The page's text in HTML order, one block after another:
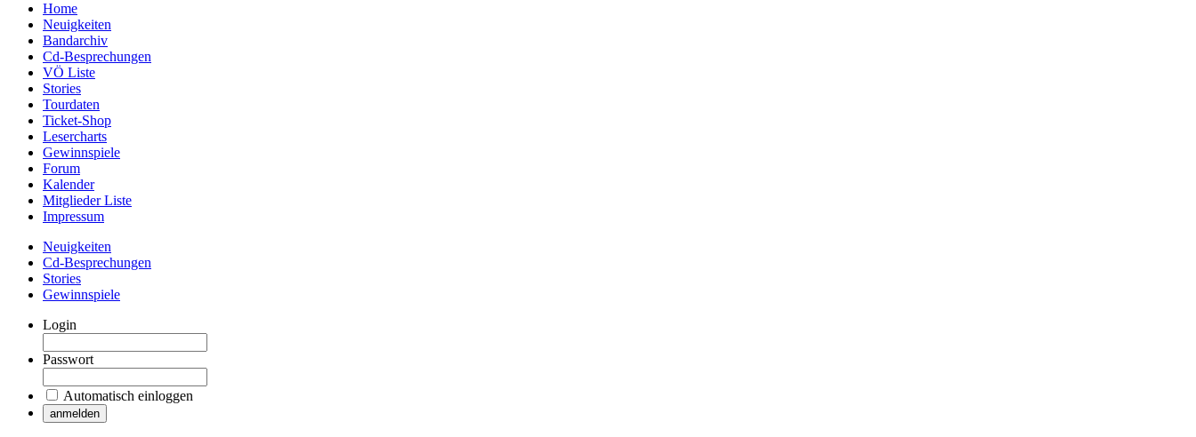
Home
Neuigkeiten
Bandarchiv
Cd-Besprechungen
VÖ Liste
Stories
Tourdaten
Ticket-Shop
Lesercharts
Gewinnspiele
Forum
Kalender
Mitglieder Liste
Impressum
Neuigkeiten
Cd-Besprechungen
Stories
Gewinnspiele
Login
Passwort
Automatisch einloggen